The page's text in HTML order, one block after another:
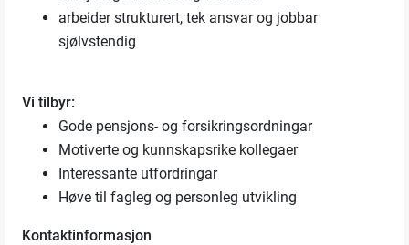
arbeider strukturert, tek ansvar og jobbar
sjølvstendig
Vi tilbyr:
Gode pensjons- og forsikringsordningar
Motiverte og kunnskapsrike kollegaer
Interessante utfordringar
Høve til fagleg og personleg utvikling
Kontaktinformasjon